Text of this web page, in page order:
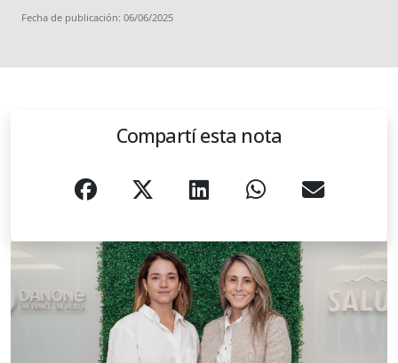
Fecha de publicación: 06/06/2025
Compartí esta nota